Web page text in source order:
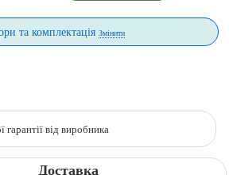
та комплектаціяЗмінити
гарантії від виробника
Доставка